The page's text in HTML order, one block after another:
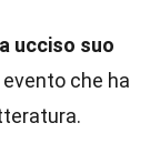
ucciso suo
evento che ha